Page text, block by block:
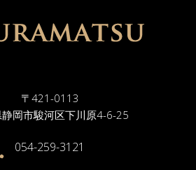
〒421-0113
岡市駿河区下川原4-6-25
054-259-3121